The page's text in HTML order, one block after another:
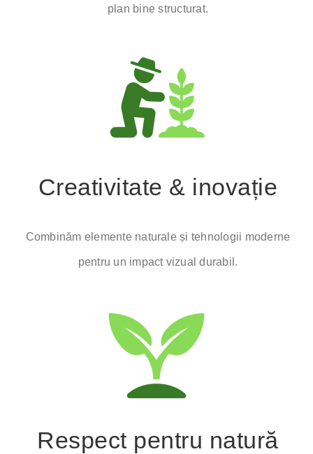
plan bine structurat.
Creativitate & inovație
Combinăm elemente naturale și tehnologii moderne
pentru un impact vizual durabil.
Respect pentru natură